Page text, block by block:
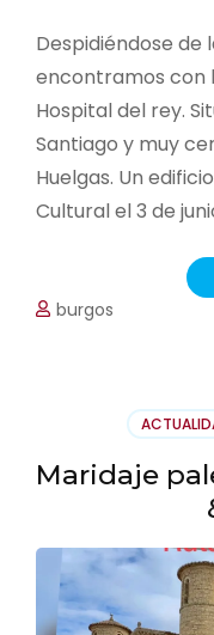
Despidiéndose de
encontramos con
Hospital del rey.
Santiago y muy
Huelgas. Un
Cultural el 3 de
burgos
Maridaje